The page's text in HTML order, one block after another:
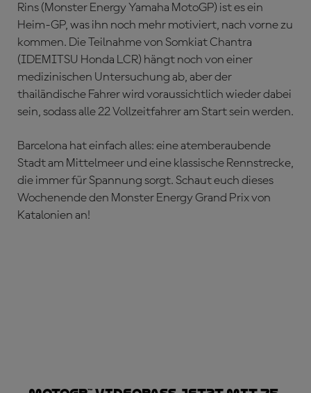
Rins (Monster Energy Yamaha MotoGP) ist es ein
Heim-GP, was ihn noch mehr motiviert, nach vorne zu
kommen. Die Teilnahme von Somkiat Chantra
(IDEMITSU Honda LCR) hängt noch von einer
medizinischen Untersuchung ab, aber der
thailändische Fahrer wird voraussichtlich wieder dabei
sein, sodass alle 22 Vollzeitfahrer am Start sein werden.
Barcelona hat einfach alles: eine atemberaubende
Stadt am Mittelmeer und eine klassische Rennstrecke,
die immer für Spannung sorgt. Schaut euch dieses
Wochenende den Monster Energy Grand Prix von
Katalonien an!